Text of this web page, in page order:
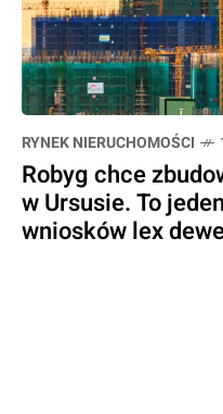
RYNEK NIERUCHOMOŚCI
Robyg chce
w Ursusie. To
wniosków lex